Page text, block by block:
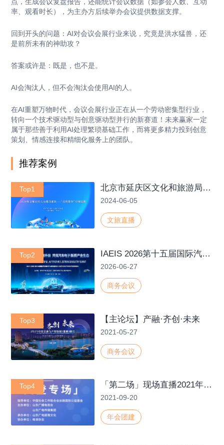
率、观看时长），为主办方后续举办会议提供数据支撑。
回到开头的问题：AI对会议会展行业来说，究竟是洪水猛兽，还
是前所未有的神助攻？
答案或许是：既是，也不是。
AI会淘汰人，但不会淘汰会使用AI的人。
在AI重塑万物时代，会议会展行业正在从一个劳动密集型行业，
转向一个技术驱动型与创意驱动型并行的新赛道！未来赢家一定
属于那些善于利用AI处理繁琐基础工作，而将更多精力投到创意
策划、情感连接和精细化服务上的团队。
推荐案例
Top1 北京市延庆区文化和旅游局2024年文旅从业人员提质增效——"接诉即办”专项培训
2024-06-05
文旅直播
Top2 IAEIS 2026第十五届国际汽车电子产业峰会暨2025年度汽车电子科学技术奖颁奖典礼
2026-06-27
商务会议
Top3 【主论坛】产融·齐创·未来
2021-05-27
商务会议
Top4 「第二场」现场直播2021年爱梦艺校十周年文艺汇演
2021-09-20
年会团建